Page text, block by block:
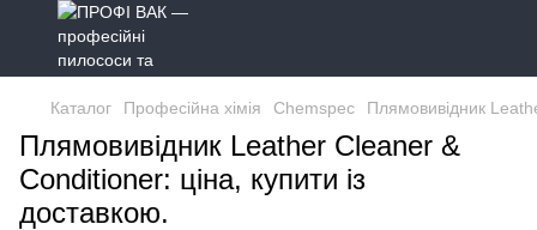
Каталог Професійна хімія Chemspec Плямовивідник
Плямовивідник Leather Cleaner &
Conditioner: ціна, купити із
доставкою.